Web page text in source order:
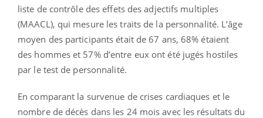
liste de contrôle des effets des adjectifs multiples
(MAACL), qui mesure les traits de la personnalité. L’âge
moyen des participants était de 67 ans, 68% étaient
des hommes et 57% d’entre eux ont été jugés hostiles
par le test de personnalité.
En comparant la survenue de crises cardiaques et le
nombre de décès dans les 24 mois avec les résultats du